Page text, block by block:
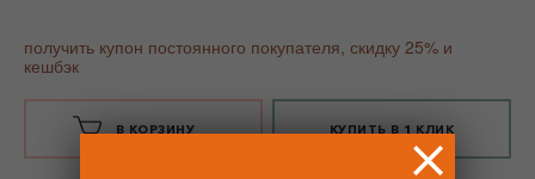
получить купон постоянного покупателя, скидку 25% и
кешбэк
В КОРЗИНУ КУПИТЬ В 1 КЛИК